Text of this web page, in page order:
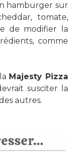
hamburger sur
tomate,
de modifier la
comme
Majesty Pizza
susciter la
autres.